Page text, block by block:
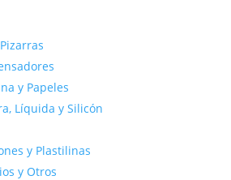
y Papeles
Líquida y Silicón
y Plastilinas
y Otros